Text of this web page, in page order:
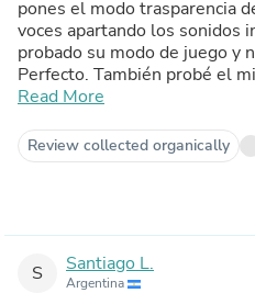
pones el modo trasparencia
voces apartando los sonidos
probado su modo de juego y
Perfecto. También probé el
normales y para gaming y con
claros. Estéticamente son
faltan bajos, pero es la mejor
Read More
Review collected organically
S Santiago L.
Argentina